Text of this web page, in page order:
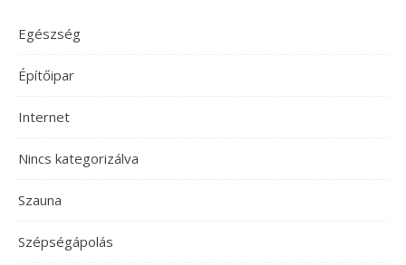
Egészség
Építőipar
Internet
Nincs kategorizálva
Szauna
Szépségápolás